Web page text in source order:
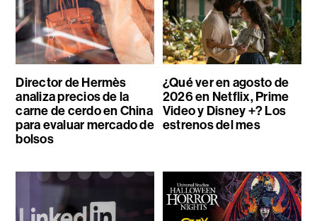
Director de Hermès
analiza precios de la
carne de cerdo en China
para evaluar mercado de
bolsos
¿Qué ver en agosto de
2026 en Netflix, Prime
Video y Disney +? Los
estrenos del mes